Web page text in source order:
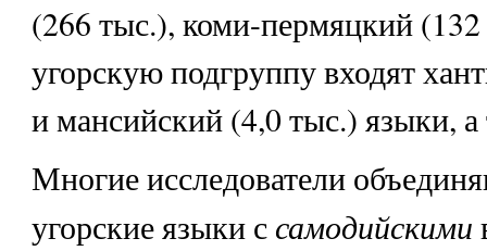
(266 тыс.), коми-пермяцкий
угорскую подгруппу входят
и мансийский (4,0 тыс.) языки, а
Многие исследователи
угорские языки с самодийскими